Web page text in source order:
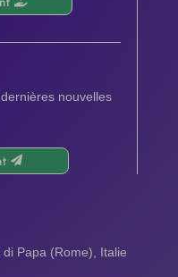
nouvelles
Papa (Rome), Italie